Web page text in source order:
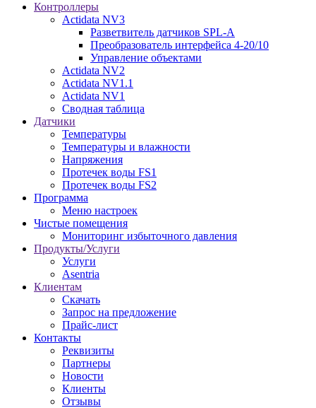
Контроллеры
Actidata NV3
Разветвитель датчиков SPL-A
Преобразователь интерфейса 4-20/10
Управление объектами
Actidata NV2
Actidata NV1.1
Actidata NV1
Сводная таблица
Датчики
Температуры
Температуры и влажности
Напряжения
Протечек воды FS1
Протечек воды FS2
Программа
Меню настроек
Чистые помещения
Мониторинг избыточного давления
Продукты/Услуги
Услуги
Asentria
Клиентам
Скачать
Запрос на предложение
Прайс-лист
Контакты
Реквизиты
Партнеры
Новости
Клиенты
Отзывы